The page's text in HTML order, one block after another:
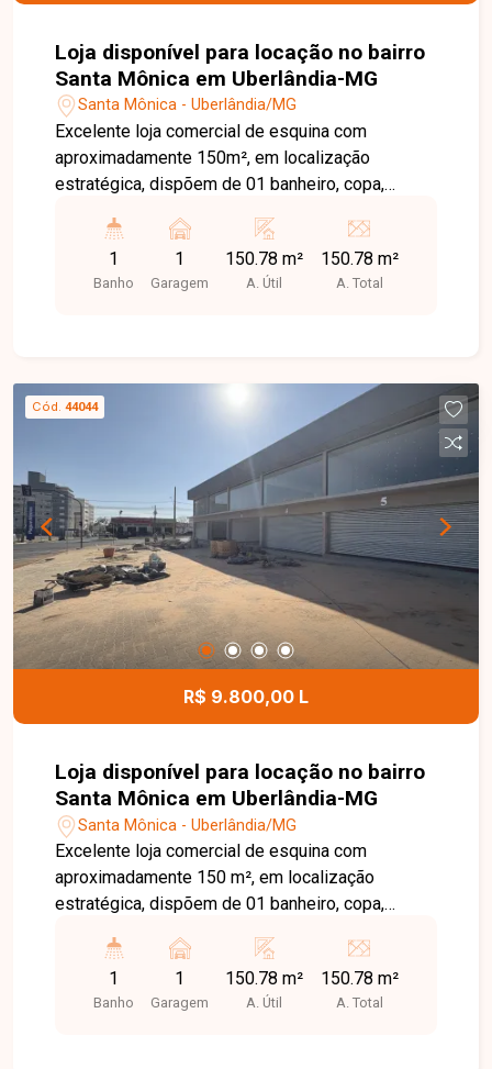
Loja disponível para locação no bairro
Santa Mônica em Uberlândia-MG
Santa Mônica - Uberlândia/MG
Excelente loja comercial de esquina com
aproximadamente 150m², em localização
estratégica, dispõem de 01 banheiro, copa,
1
Banho
1
Garagem
150.78 m²
A. Útil
150.78 m²
A. Total
Cód. 44044
R$ 9.800,00 L
Loja disponível para locação no bairro
Santa Mônica em Uberlândia-MG
Santa Mônica - Uberlândia/MG
Excelente loja comercial de esquina com
aproximadamente 150 m², em localização
estratégica, dispõem de 01 banheiro, copa,
1
Banho
1
Garagem
150.78 m²
A. Útil
150.78 m²
A. Total